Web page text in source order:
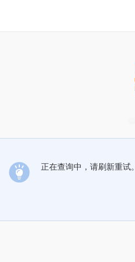
正在查询中，请刷新重试。